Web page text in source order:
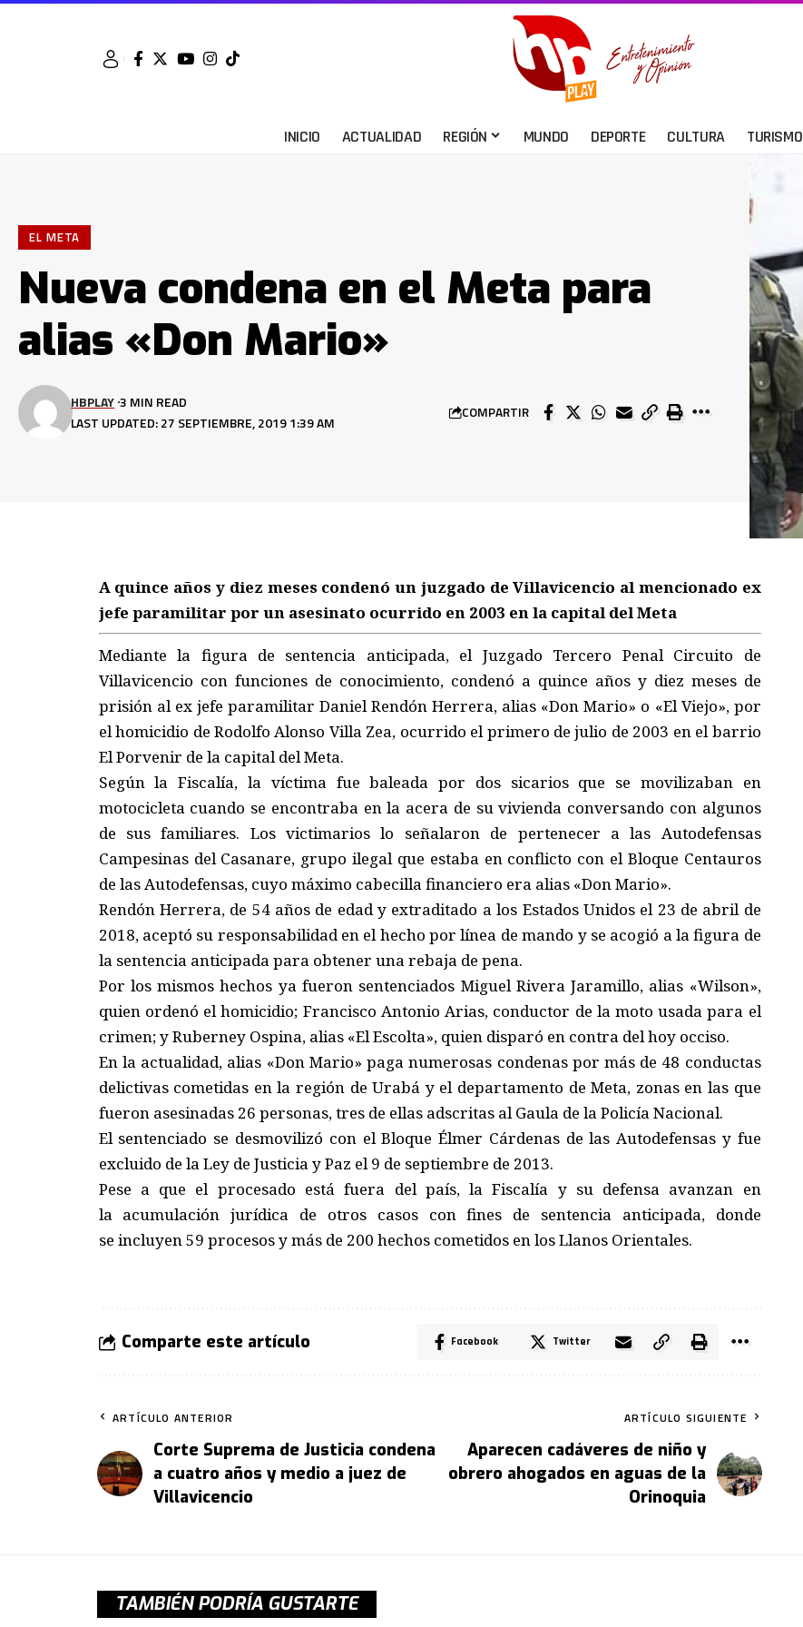
INICIO ACTUALIDAD REGIÓN MUNDO DEPORTE CULTURA TURISMO
EL META
Nueva condena en el Meta para
alias «Don Mario»
LAST UPDATED: 27 SEPTIEMBRE, 2019 1:39 AM
HBPLAY 3 MIN READ
COMPARTIR
A quince años y diez meses condenó un juzgado de Villavicencio al mencionado ex
jefe paramilitar por un asesinato ocurrido en 2003 en la capital del Meta
Mediante la figura de sentencia anticipada, el Juzgado Tercero Penal Circuito de
Villavicencio con funciones de conocimiento, condenó a quince años y diez meses de
prisión al ex jefe paramilitar Daniel Rendón Herrera, alias «Don Mario» o «El Viejo», por
el homicidio de Rodolfo Alonso Villa Zea, ocurrido el primero de julio de 2003 en el barrio
El Porvenir de la capital del Meta.
Según la Fiscalía, la víctima fue baleada por dos sicarios que se movilizaban en
motocicleta cuando se encontraba en la acera de su vivienda conversando con algunos
de sus familiares. Los victimarios lo señalaron de pertenecer a las Autodefensas
Campesinas del Casanare, grupo ilegal que estaba en conflicto con el Bloque Centauros
de las Autodefensas, cuyo máximo cabecilla financiero era alias «Don Mario».
Rendón Herrera, de 54 años de edad y extraditado a los Estados Unidos el 23 de abril de
2018, aceptó su responsabilidad en el hecho por línea de mando y se acogió a la figura de
la sentencia anticipada para obtener una rebaja de pena.
Por los mismos hechos ya fueron sentenciados Miguel Rivera Jaramillo, alias «Wilson»,
quien ordenó el homicidio; Francisco Antonio Arias, conductor de la moto usada para el
crimen; y Ruberney Ospina, alias «El Escolta», quien disparó en contra del hoy occiso.
En la actualidad, alias «Don Mario» paga numerosas condenas por más de 48 conductas
delictivas cometidas en la región de Urabá y el departamento de Meta, zonas en las que
fueron asesinadas 26 personas, tres de ellas adscritas al Gaula de la Policía Nacional.
El sentenciado se desmovilizó con el Bloque Élmer Cárdenas de las Autodefensas y fue
excluido de la Ley de Justicia y Paz el 9 de septiembre de 2013.
Pese a que el procesado está fuera del país, la Fiscalía y su defensa avanzan en
la acumulación jurídica de otros casos con fines de sentencia anticipada, donde
se incluyen 59 procesos y más de 200 hechos cometidos en los Llanos Orientales.
Comparte este artículo Facebook Twitter
ARTÍCULO ANTERIOR
Corte Suprema de Justicia condena
a cuatro años y medio a juez de
Villavicencio
ARTÍCULO SIGUIENTE
Aparecen cadáveres de niño y
obrero ahogados en aguas de la
Orinoquia
TAMBIÉN PODRÍA GUSTARTE